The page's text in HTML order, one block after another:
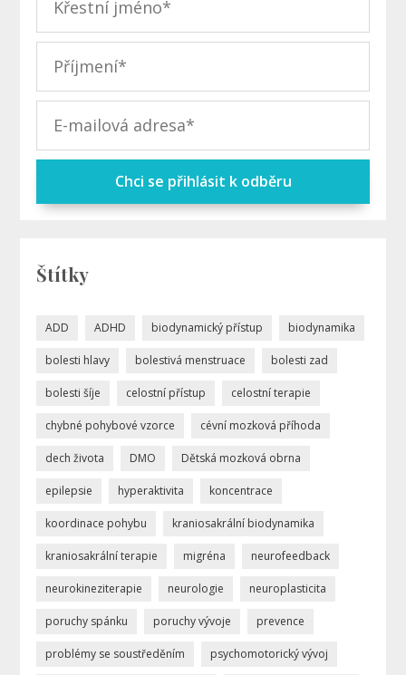
Chci se přihlásit k odběru
Štítky
ADD ADHD biodynamický přístup biodynamika
bolesti hlavy bolestivá menstruace bolesti zad
bolesti šíje celostní přístup celostní terapie
chybné pohybové vzorce cévní mozková příhoda
dech života DMO Dětská mozková obrna
epilepsie hyperaktivita koncentrace
koordinace pohybu kraniosakrální biodynamika
kraniosakrální terapie migréna neurofeedback
neurokineziterapie neurologie neuroplasticita
poruchy spánku poruchy vývoje prevence
problémy se soustředěním psychomotorický vývoj